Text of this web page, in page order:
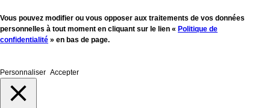
Vous pouvez modifier ou vous opposer aux traitements de vos données
personnelles à tout moment en cliquant sur le lien « Politique de
confidentialité » en bas de page.
Personnaliser Accepter